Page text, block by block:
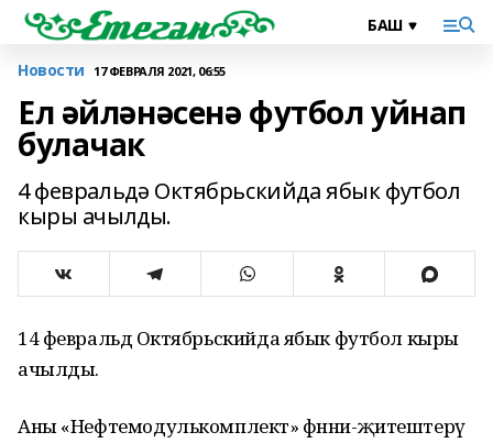
Новости 17 ФЕВРАЛЯ 2021, 06:55
Ел әйләнәсенә футбол уйнап
булачак
4 февральдә Октябрьскийда ябык футбол
кыры ачылды.
14 февральдә Октябрьскийда ябык футбол кыры
ачылды.
Аны «Нефтемодулькомплект» фәнни-җитештерү